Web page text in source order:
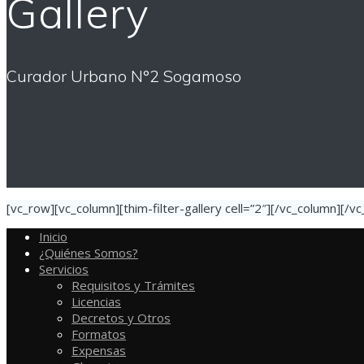
Gallery
Curador Urbano N°2 Sogamoso
[vc_row][vc_column][thim-filter-gallery cell=”2″][/vc_column][/
Inicio
¿Quiénes Somos?
Servicios
Requisitos y Trámites
Licencias
Decretos y Otros
Formatos
Expensas